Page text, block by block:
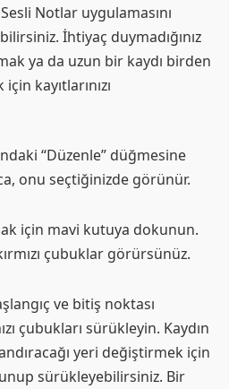
Notlar uygulamasını
İhtiyaç duymadığınız
ya da uzun bir kaydı birden
kayıtlarınızı
“Düzenle” düğmesine
onu seçtiğinizde görünür.
için mavi kutuya dokunun.
çubuklar görürsünüz.
ve bitiş noktası
çubukları sürükleyin. Kaydın
yeri değiştirmek için
sürükleyebilirsiniz. Bir